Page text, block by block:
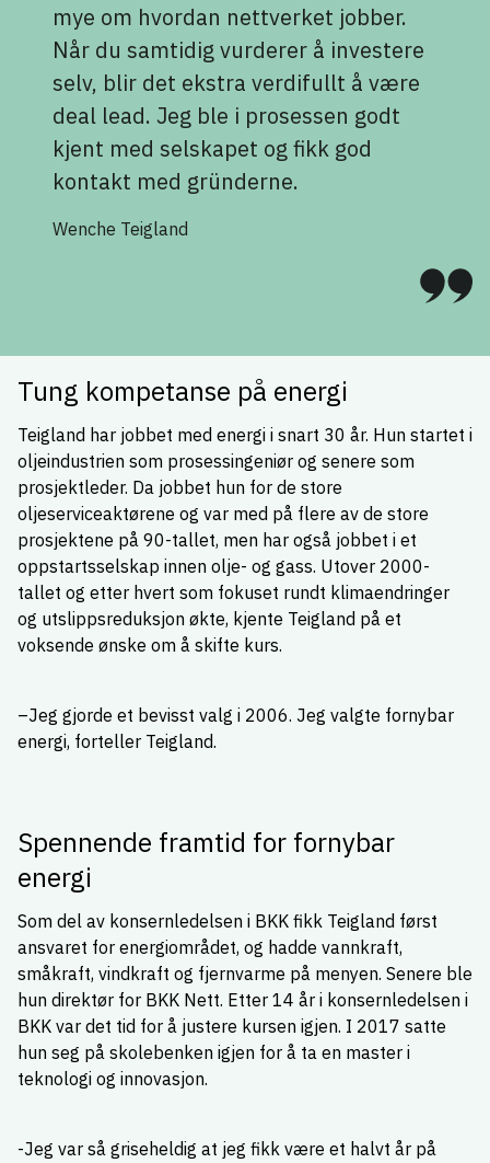
mye om hvordan nettverket jobber.
Når du samtidig vurderer å investere
selv, blir det ekstra verdifullt å være
deal lead. Jeg ble i prosessen godt
kjent med selskapet og fikk god
kontakt med gründerne.
Wenche Teigland
Tung kompetanse på energi
Teigland har jobbet med energi i snart 30 år. Hun startet i
oljeindustrien som prosessingeniør og senere som
prosjektleder. Da jobbet hun for de store
oljeserviceaktørene og var med på flere av de store
prosjektene på 90-tallet, men har også jobbet i et
oppstartsselskap innen olje- og gass. Utover 2000-
tallet og etter hvert som fokuset rundt klimaendringer
og utslippsreduksjon økte, kjente Teigland på et
voksende ønske om å skifte kurs.
–Jeg gjorde et bevisst valg i 2006. Jeg valgte fornybar
energi, forteller Teigland.
Spennende framtid for fornybar
energi
Som del av konsernledelsen i BKK fikk Teigland først
ansvaret for energiområdet, og hadde vannkraft,
småkraft, vindkraft og fjernvarme på menyen. Senere ble
hun direktør for BKK Nett. Etter 14 år i konsernledelsen i
BKK var det tid for å justere kursen igjen. I 2017 satte
hun seg på skolebenken igjen for å ta en master i
teknologi og innovasjon.
-Jeg var så griseheldig at jeg fikk være et halvt år på